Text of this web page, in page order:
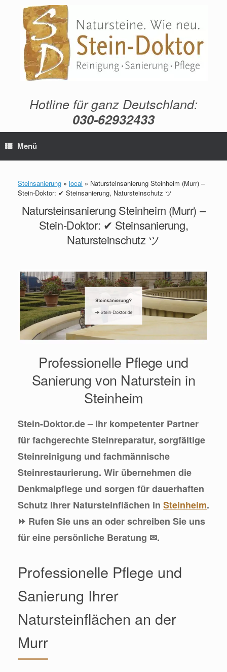
springen
Hotline für ganz Deutschland:
030-62932433
Menü
Steinsanierung » local » Natursteinsanierung Steinheim (Murr) –
Stein-Doktor: ✔ Steinsanierung, Natursteinschutz ツ
Natursteinsanierung Steinheim (Murr) –
Stein-Doktor: ✔ Steinsanierung,
Natursteinschutz ツ
Professionelle Pflege und
Sanierung von Naturstein in
Steinheim
Stein-Doktor.de – Ihr kompetenter Partner
für fachgerechte Steinreparatur, sorgfältige
Steinreinigung und fachmännische
Steinrestaurierung. Wir übernehmen die
Denkmalpflege und sorgen für dauerhaften
Schutz Ihrer Natursteinflächen in Steinheim.
⏩ Rufen Sie uns an oder schreiben Sie uns
für eine persönliche Beratung ✉.
Professionelle Pflege und
Sanierung Ihrer
Natursteinflächen an der
Murr